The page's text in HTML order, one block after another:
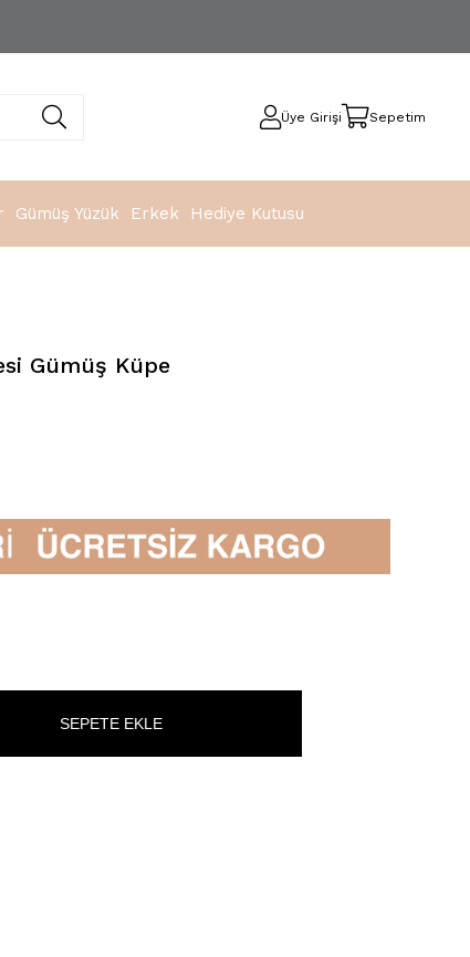
Üye Girişi Sepetim
Gümüş Yüzük Erkek Hediye Kutusu
Gümüş Küpe